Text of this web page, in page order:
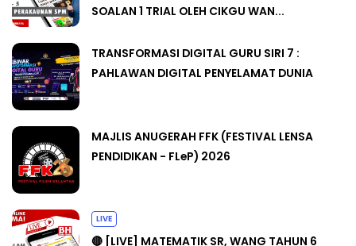
SOALAN 1 TRIAL OLEH CIKGU WAN...
TRANSFORMASI DIGITAL GURU SIRI 7 :
PAHLAWAN DIGITAL PENYELAMAT DUNIA
MAJLIS ANUGERAH FFK (FESTIVAL LENSA
PENDIDIKAN - FLeP) 2026
LIVE
🔴 [LIVE] MATEMATIK SR, WANG TAHUN 6